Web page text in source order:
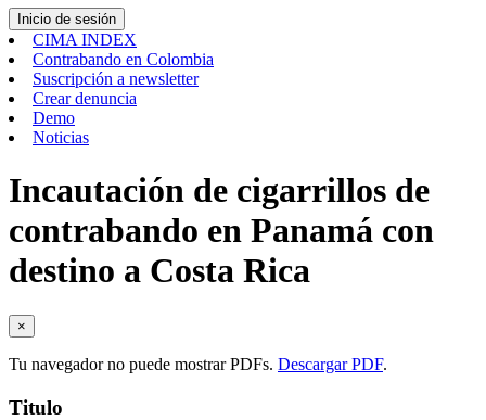
Inicio de sesión
CIMA INDEX
Contrabando en Colombia
Suscripción a newsletter
Crear denuncia
Demo
Noticias
Incautación de cigarrillos de
contrabando en Panamá con
destino a Costa Rica
×
Tu navegador no puede mostrar PDFs. Descargar PDF.
Titulo